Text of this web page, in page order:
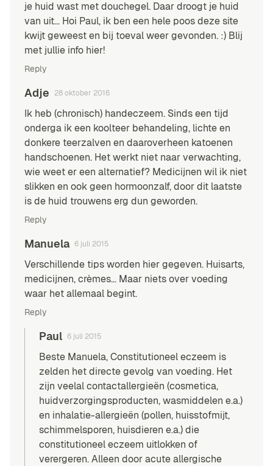
je huid wast met douchegel. Daar droogt je huid
van uit… Hoi Paul, ik ben een hele poos deze site
kwijt geweest en bij toeval weer gevonden. :) Blij
met jullie info hier!
Reply
Adje 28 oktober 2016
Ik heb (chronisch) handeczeem. Sinds een tijd
onderga ik een koolteer behandeling, lichte en
donkere teerzalven en daaroverheen katoenen
handschoenen. Het werkt niet naar verwachting,
wie weet er een alternatief? Medicijnen wil ik niet
slikken en ook geen hormoonzalf, door dit laatste
is de huid trouwens erg dun geworden.
Reply
Manuela 6 juli 2015
Verschillende tips worden hier gegeven. Huisarts,
medicijnen, crèmes… Maar niets over voeding
waar het allemaal begint.
Reply
Paul 6 juli 2015
Beste Manuela, Constitutioneel eczeem is
zelden het directe gevolg van voeding. Het
zijn veelal contactallergieën (cosmetica,
huidverzorgingsproducten, wasmiddelen e.a.)
en inhalatie-allergieën (pollen, huisstofmijt,
schimmelsporen, huisdieren e.a.) die
constitutioneel eczeem uitlokken of
verergeren. Alleen door acute allergische